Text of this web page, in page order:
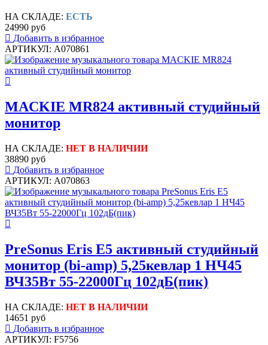
НА СКЛАДЕ: ЕСТЬ
24990 руб
Добавить в избранное
АРТИКУЛ: A070861
MACKIE MR824 активный студийный
монитор
НА СКЛАДЕ: НЕТ В НАЛИЧИИ
38890 руб
Добавить в избранное
АРТИКУЛ: A070863
PreSonus Eris E5 активный студийный
монитор (bi-amp) 5,25кевлар 1 НЧ45
ВЧ35Вт 55-22000Гц 102дБ(пик)
НА СКЛАДЕ: НЕТ В НАЛИЧИИ
14651 руб
Добавить в избранное
АРТИКУЛ: F5756